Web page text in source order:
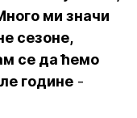
ми значи
сезоне,
се да ћемо
године -